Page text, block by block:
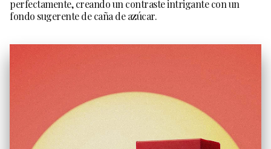
perfectamente, creando un contraste intrigante con un
fondo sugerente de caña de azúcar.